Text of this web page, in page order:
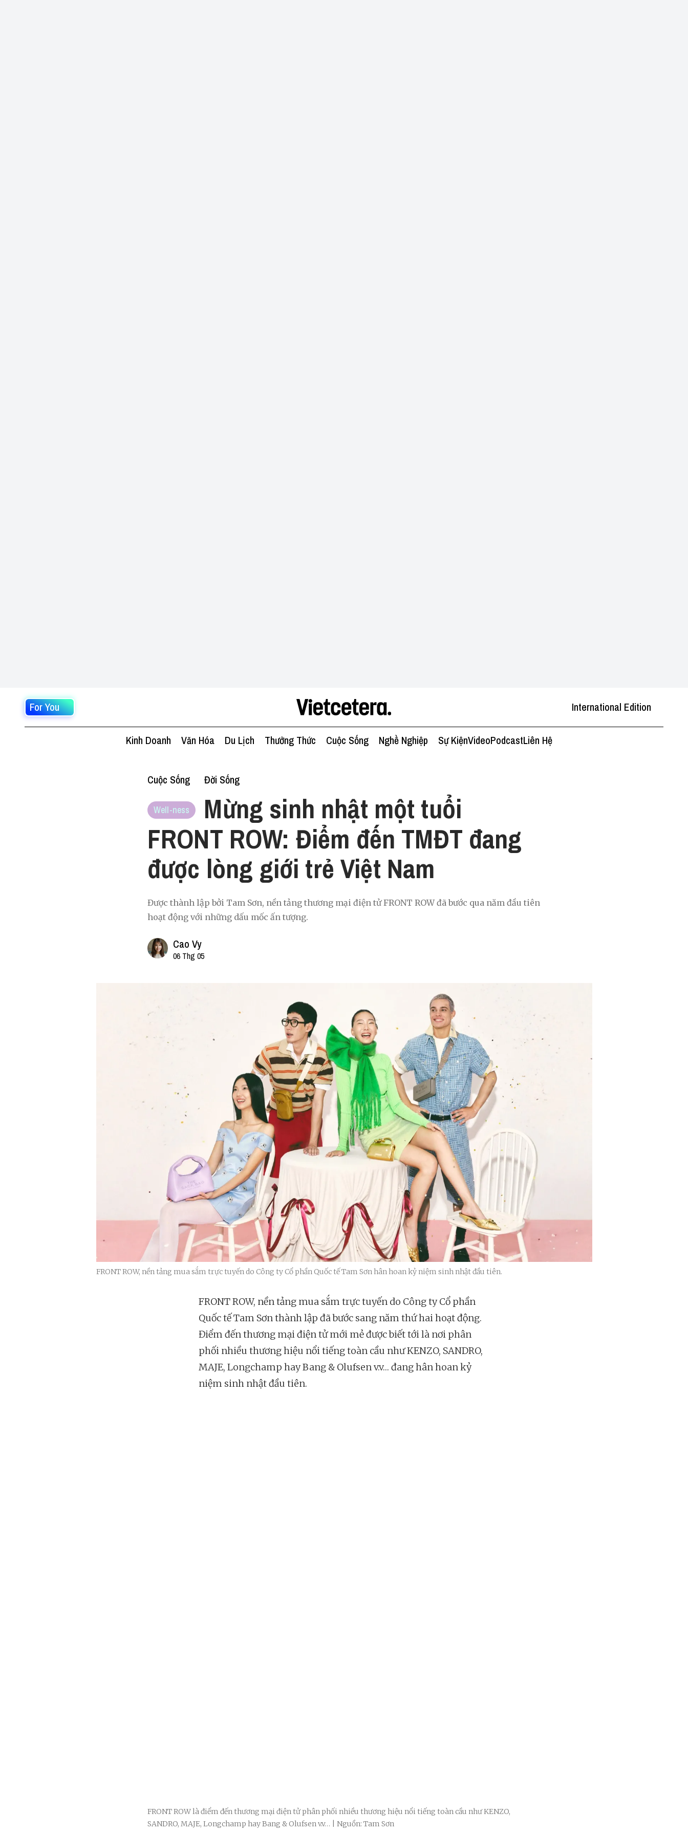
For You International Edition
Kinh Doanh Văn Hóa Du Lịch Thưởng Thức Cuộc Sống Nghề Nghiệp Sự KiệnVideoPodcastLiên Hệ
Cuộc Sống Đời Sống
Well-ness
Mừng sinh nhật một tuổi
FRONT ROW: Điểm đến TMĐT đang
được lòng giới trẻ Việt Nam
Được thành lập bởi Tam Sơn, nền tảng thương mại điện tử FRONT ROW đã bước qua năm đầu tiên
hoạt động với những dấu mốc ấn tượng.
Cao Vy
06 Thg 05
FRONT ROW, nền tảng mua sắm trực tuyến do Công ty Cổ phần Quốc tế Tam Sơn hân hoan kỷ niệm sinh nhật đầu tiên.
FRONT ROW, nền tảng mua sắm trực tuyến do Công ty Cổ phần
Quốc tế Tam Sơn thành lập đã bước sang năm thứ hai hoạt động.
Điểm đến thương mại điện tử mới mẻ được biết tới là nơi phân
phối nhiều thương hiệu nổi tiếng toàn cầu như KENZO, SANDRO,
MAJE, Longchamp hay Bang & Olufsen v.v… đang hân hoan kỷ
niệm sinh nhật đầu tiên.
FRONT ROW là điểm đến thương mại điện tử phân phối nhiều thương hiệu nổi tiếng toàn cầu như KENZO,
SANDRO, MAJE, Longchamp hay Bang & Olufsen v.v… | Nguồn: Tam Sơn